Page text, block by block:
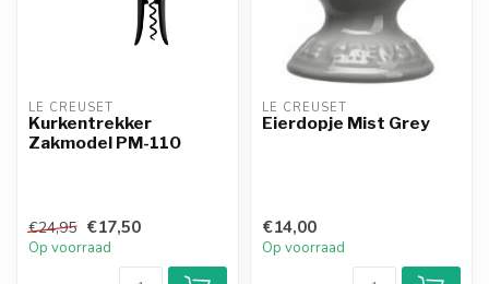
LE CREUSET
Kurkentrekker
Zakmodel PM-110
€24,95 €17,50
Op voorraad
LE CREUSET
Eierdopje Mist Grey
€14,00
Op voorraad